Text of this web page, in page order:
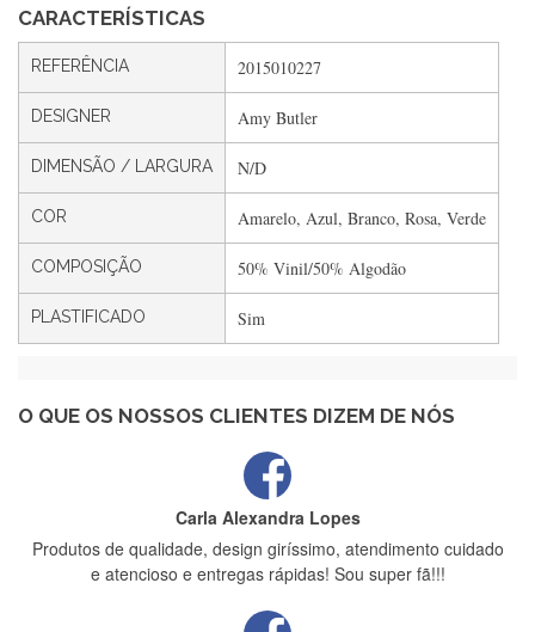
CARACTERÍSTICAS
REFERÊNCIA 2015010227
DESIGNER Amy Butler
DIMENSÃO / LARGURA N/D
COR Amarelo, Azul, Branco, Rosa, Verde
COMPOSIÇÃO 50% Vinil/50% Algodão
PLASTIFICADO Sim
O QUE OS NOSSOS CLIENTES DIZEM DE NÓS
Silvia André
Gostei ,Serviço bastante rápido. recomendo
Filipa Freire
Rápido, atendimento 5*. Hoje chegará a segunda encomenda
feita de muitas certamente❤️
estrelas
Carla Alexandra Lopes
Produtos de qualidade, design giríssimo, atendimento cuidado
e atencioso e entregas rápidas! Sou super fã!!!